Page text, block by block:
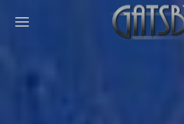
Cookies management panel